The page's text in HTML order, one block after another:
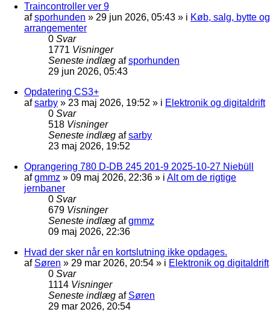
Traincontroller ver 9
afsporhunden » 29 jun 2026, 05:43 » i Køb, salg, bytte og
arrangementer
0 Svar
1771 Visninger
Seneste indlæg afsporhunden
29 jun 2026, 05:43
Opdatering CS3+
afsarby » 23 maj 2026, 19:52 » i Elektronik og digitaldrift
0 Svar
518 Visninger
Seneste indlæg afsarby
23 maj 2026, 19:52
Oprangering 780 D-DB 245 201-9 2025-10-27 Niebüll
afgmmz » 09 maj 2026, 22:36 » i Alt om de rigtige
jernbaner
0 Svar
679 Visninger
Seneste indlæg afgmmz
09 maj 2026, 22:36
Hvad der sker når en kortslutning ikke opdages.
af Søren » 29 mar 2026, 20:54 » i Elektronik og digitaldrift
0 Svar
1114 Visninger
Seneste indlæg af Søren
29 mar 2026, 20:54